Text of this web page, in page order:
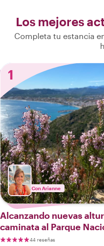
Los mejores
Completa tu estancia
1
Con Arianne
Alcanzando nuevas
caminata al Parque
Montgó44 reseñas